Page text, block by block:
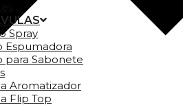
Spray
Espumadora
para Sabonete
Aromatizador
Flip Top